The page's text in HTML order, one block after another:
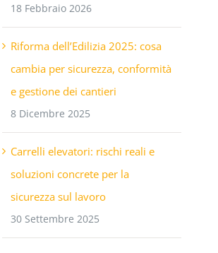
18 Febbraio 2026
Riforma dell’Edilizia 2025: cosa
cambia per sicurezza, conformità
e gestione dei cantieri
8 Dicembre 2025
Carrelli elevatori: rischi reali e
soluzioni concrete per la
sicurezza sul lavoro
30 Settembre 2025